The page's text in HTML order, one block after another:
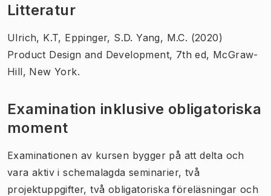
Litteratur
Ulrich, K.T, Eppinger, S.D. Yang, M.C. (2020)
Product Design and Development, 7th ed, McGraw-
Hill, New York.
Examination inklusive obligatoriska
moment
Examinationen av kursen bygger på att delta och
vara aktiv i schemalagda seminarier, två
projektuppgifter, två obligatoriska föreläsningar och